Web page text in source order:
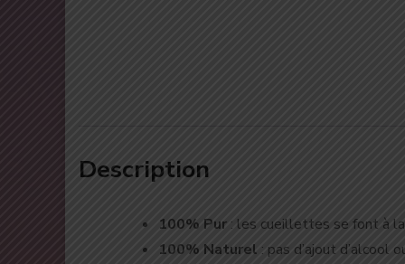
Description
100% Pur: les cueillettes se font à la
100% Naturel : pas d’ajout d’alcool